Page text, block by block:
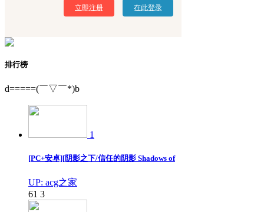
立即注册 在此登录
排行榜
d=====(￣▽￣*)b
1
[PC+安卓][阴影之下/信任的阴影 Shadows of
UP: acg之家
61 3